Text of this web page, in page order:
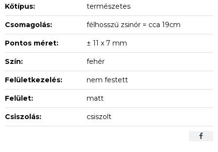
Kőtípus: természetes
Csomagolás: félhosszú zsinór = cca 19cm
Pontos méret: ± 11 x 7 mm
Szín: fehér
Felületkezelés: nem festett
Felület: matt
Csiszolás: csiszolt